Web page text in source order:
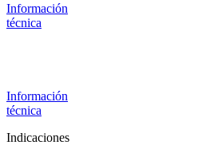
Información
técnica
Información
técnica
Indicaciones